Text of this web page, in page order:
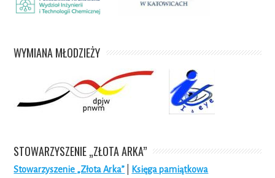
WYMIANA MŁODZIEŻY
STOWARZYSZENIE „ZŁOTA ARKA”
Stowarzyszenie „Złota Arka”
Księga pamiątkowa